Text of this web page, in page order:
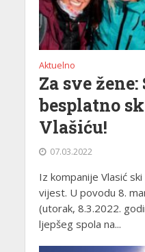
Aktuelno
Za sve
besplatno
Vlašiću!
07.03.2022
Iz kompanije Vlasić
vijest. U povodu 8.
(utorak, 8.3.2022.
ljepšeg spola na...